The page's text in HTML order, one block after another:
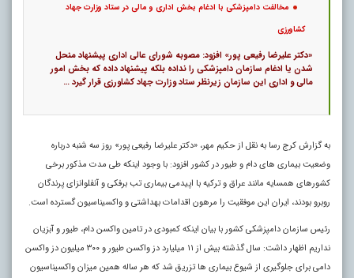
مخالفت دامپزشکی با ادغام بخش اداری و مالی در ستاد وزارت جهاد
کشاورزی
«دکتر علیرضا رفیعی پور» افزود: مصوبه شورای عالی اداری پیشنهاد منحل
شدن یا ادغام سازمان دامپزشکی را نداده بلکه پیشنهاد داده که بخش امور
مالی و اداری این سازمان زیرنظر ستاد وزارت جهاد کشاورزی قرار گیرد …
به گزارش کرج رسا به نقل از حکیم مهر، «دکتر علیرضا رفیعی پور» روز سه شنبه درباره
وضعیت بیماری های دام و طیور در کشور افزود: با وجود اینکه طی مدت مذکور برخی
کشورهای همسایه مانند عراق و ترکیه با اپیدمی بیماری تب برفکی و آنفلوانزای پرندگان
روبرو بودند، ایران این موفقیت را مرهون اقدامات بهداشتی و واکسیناسیون گسترده است.
رئیس سازمان دامپزشکی کشور با بیان اینکه کمبودی در تامین واکسن دام، طیور و آبزیان
نداریم اظهار داشت: سال گذشته بیش از ۱۱ میلیارد دز واکسن طیور و ۳۰۰ میلیون دز واکسن
دامی برای جلوگیری از شیوع بیماری ها تزریق شد که هر ساله همین میزان واکسیناسیون